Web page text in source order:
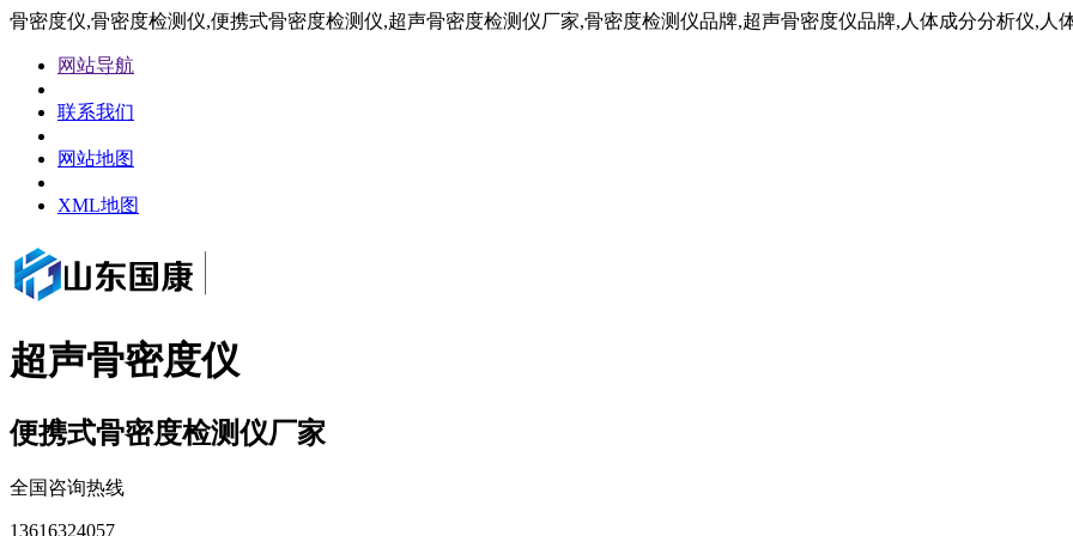
骨密度仪,骨密度检测仪,便携式骨密度检测仪,超声骨密度检测仪厂家,骨密度检测仪品牌,超声骨密度仪品牌,人体成分分析仪,人
网站导航
联系我们
网站地图
XML地图
超声骨密度仪
便携式骨密度检测仪厂家
全国咨询热线
13616324057